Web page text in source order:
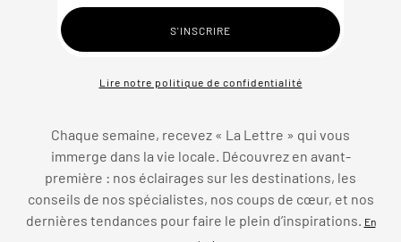
Lire notre politique de confidentialité
Chaque semaine, recevez « La Lettre » qui vous
immerge dans la vie locale. Découvrez en avant-
première : nos éclairages sur les destinations, les
conseils de nos spécialistes, nos coups de cœur, et nos
dernières tendances pour faire le plein d’inspirations.
En